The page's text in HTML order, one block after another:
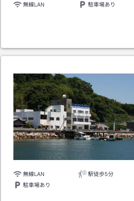
無線LAN 駐車場あり
無線LAN
駅徒歩5分
駐車場あり